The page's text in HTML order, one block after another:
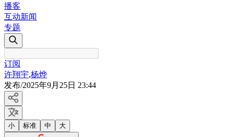
播客
互动新闻
专题
订阅
许翔宇,杨烨
发布/2025年9月25日 23:44
小 标准 中 大